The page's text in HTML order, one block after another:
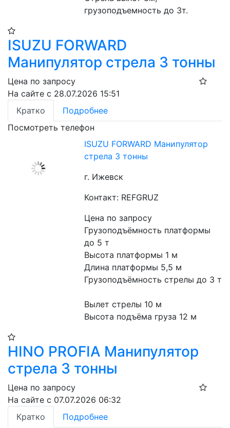
грузоподъемность до 3т.
ISUZU FORWARD
Манипулятор стрела 3 тонны
Цена по запросу
На сайте с 28.07.2026 15:51
Кратко
Подробнее
Посмотреть телефон
ISUZU FORWARD Манипулятор
стрела 3 тонны
г. Ижевск
Контакт: REFGRUZ
Цена по запросу
Грузоподъёмность платформы
до 5 т
Высота платформы 1 м
Длина платформы 5,5 м
Грузоподъёмность стрелы до 3 т
Вылет стрелы 10 м
Высота подъёма груза 12 м
HINO PROFIA Манипулятор
стрела 3 тонны
Цена по запросу
На сайте с 07.07.2026 06:32
Кратко
Подробнее